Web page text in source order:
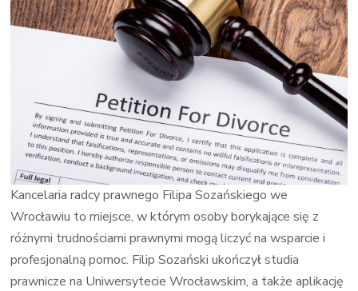
w
Sprawach
Cywilnych
–
Kancelaria
Sozańskiego
w
Działaniu
Kancelaria radcy prawnego Filipa Sozańskiego we
Wrocławiu to miejsce, w którym osoby borykające się z
różnymi trudnościami prawnymi mogą liczyć na wsparcie i
profesjonalną pomoc. Filip Sozański ukończył studia
prawnicze na Uniwersytecie Wrocławskim, a także aplikację